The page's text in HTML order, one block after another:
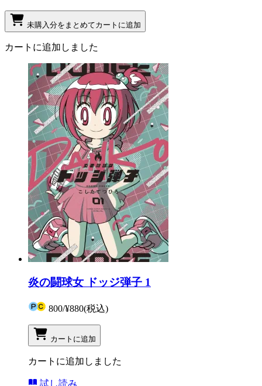
未購入分をまとめてカートに追加
カートに追加しました
炎の闘球女 ドッジ弾子 1
800/¥880(税込)
カートに追加
カートに追加しました
試し読み